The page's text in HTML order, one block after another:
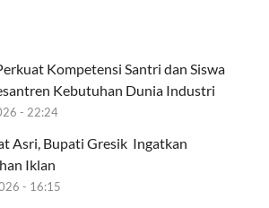
Kompetensi Santri dan Siswa
Kebutuhan Dunia Industri
- 22:24
Asri, Bupati Gresik Ingatkan
Iklan
- 16:15